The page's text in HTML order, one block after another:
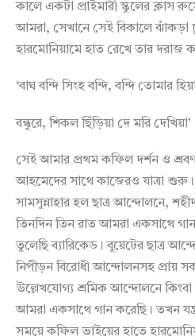
কালে একটা প্রাইমারী স্কুলের ক্লাস
আমরা, সেখানে সেই বিকালে
হারমোনিয়ামে হাত রেখে তার দরাজ
‘বাঘ বন্দি সিংহ বন্দি, বন্দি তোমার হিয়া
বন্ধুরে, শিকল ছিঁড়িয়া দে মরি দেখিয়া’
সেই আমার প্রথম কফিল দর্শন ও
আহমেদের সাথে কাজেরও যাত্রা শুরু।
সামসুন্নাহার হল ছাত্র আন্দোলনে,
তিনদিন তিন রাত আমরা একসাথে
তুলেছি ব্যারিকেড। বুয়েটের ছাত্র
নিপীড়ন বিরোধী আন্দোলনসহ প্রায়
উল্লেখযোগ্য শ্রমিক আন্দোলনে কিংবা
আমরা একসাথে গান করেছি। তখন
সময়ে কফিল ভাইয়ের হাতে